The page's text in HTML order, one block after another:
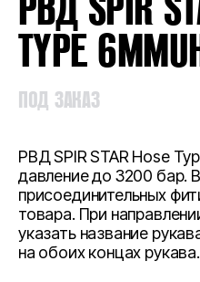
TYPE
ПОД ЗАКАЗ
РВД SPIR STAR Hose
давление до 3200 бар.
присоединительных
товара. При
указать название
на обоих концах рукава.